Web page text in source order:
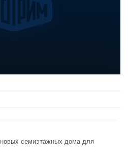
семиэтажных дома для